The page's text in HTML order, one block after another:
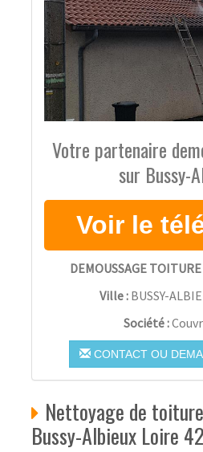
Votre partenaire
sur Bussy-
DEMOUSSAGE
Ville : BUSSY-
Société :
CONTACT OU
Nettoyage de
Bussy-Albieux Loire 42